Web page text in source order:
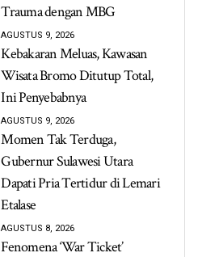
Trauma dengan MBG
AGUSTUS 9, 2026
Kebakaran Meluas, Kawasan
Wisata Bromo Ditutup Total,
Ini Penyebabnya
AGUSTUS 9, 2026
Momen Tak Terduga,
Gubernur Sulawesi Utara
Dapati Pria Tertidur di Lemari
Etalase
AGUSTUS 8, 2026
Fenomena ‘War Ticket’